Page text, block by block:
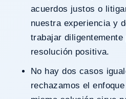
acuerdos justos o
nuestra experiencia y
trabajar
resolución positiva.
No hay dos casos iguales, por lo que
rechazamos el